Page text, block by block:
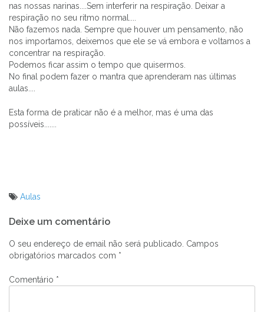
nas nossas narinas....Sem interferir na respiração. Deixar a
respiração no seu ritmo normal....
Não fazemos nada. Sempre que houver um pensamento, não
nos importamos, deixemos que ele se vá embora e voltamos a
concentrar na respiração.
Podemos ficar assim o tempo que quisermos.
No final podem fazer o mantra que aprenderam nas últimas
aulas....
Esta forma de praticar não é a melhor, mas é uma das
possíveis.......
Aulas
de
artigos
Deixe um comentário
O seu endereço de email não será publicado. Campos
obrigatórios marcados com *
Comentário *